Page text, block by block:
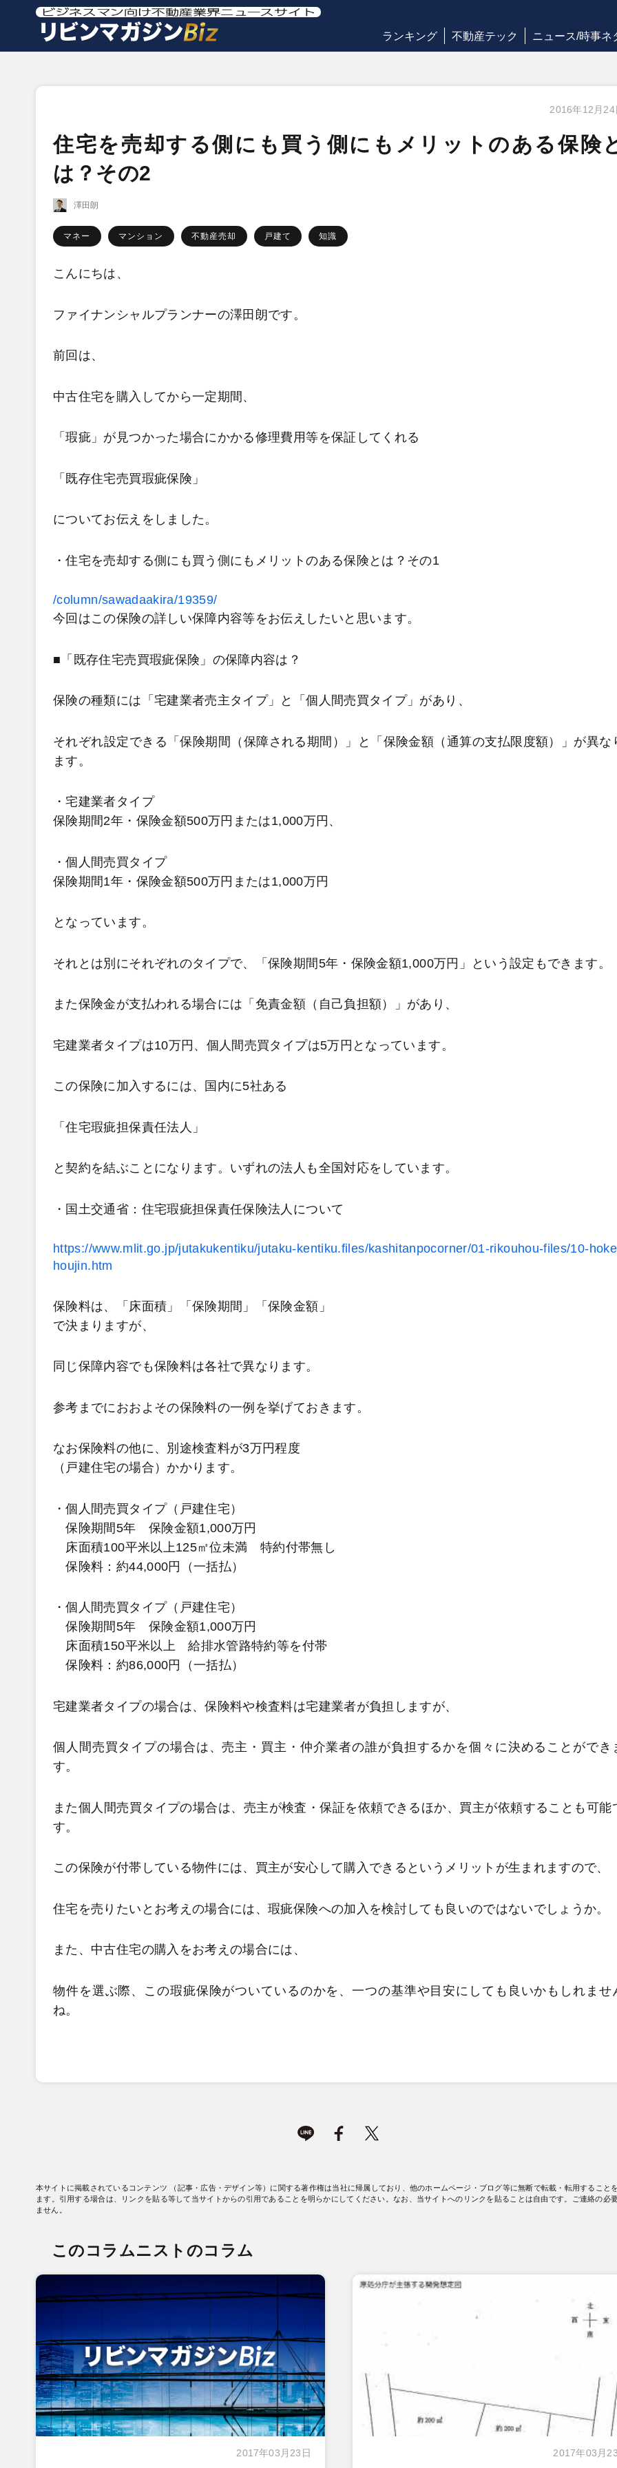
ランキング 不動産テック ニュース/時事ネ
2016年12月24
住宅を売却する側にも買う側にもメリットのある保険
は？その2
澤田朗
マネー マンション 不動産売却 戸建て 知識
こんにちは、
ファイナンシャルプランナーの澤田朗です。
前回は、
中古住宅を購入してから一定期間、
「瑕疵」が見つかった場合にかかる修理費用等を保証してくれる
「既存住宅売買瑕疵保険」
についてお伝えをしました。
・住宅を売却する側にも買う側にもメリットのある保険とは？その1
/column/sawadaakira/19359/
今回はこの保険の詳しい保障内容等をお伝えしたいと思います。
■「既存住宅売買瑕疵保険」の保障内容は？
保険の種類には「宅建業者売主タイプ」と「個人間売買タイプ」があり、
それぞれ設定できる「保険期間（保障される期間）」と「保険金額（通算の支払限度額）」が異な
ます。
・宅建業者タイプ
保険期間2年・保険金額500万円または1,000万円、
・個人間売買タイプ
保険期間1年・保険金額500万円または1,000万円
となっています。
それとは別にそれぞれのタイプで、「保険期間5年・保険金額1,000万円」という設定もできます。
また保険金が支払われる場合には「免責金額（自己負担額）」があり、
宅建業者タイプは10万円、個人間売買タイプは5万円となっています。
この保険に加入するには、国内に5社ある
「住宅瑕疵担保責任法人」
と契約を結ぶことになります。いずれの法人も全国対応をしています。
・国土交通省： 住宅瑕疵担保責任保険法人について
https://www.mlit.go.jp/jutakukentiku/jutaku-kentiku.files/kashitanpocorner/01-rikouhou-files/10-
houjin.htm
保険料は、「床面積」「保険期間」「保険金額」
で決まりますが、
同じ保障内容でも保険料は各社で異なります。
参考までにおおよその保険料の一例を挙げておきます。
なお保険料の他に、別途検査料が3万円程度
（戸建住宅の場合）かかります。
・個人間売買タイプ（戸建住宅）
保険期間5年 保険金額1,000万円
床面積100平米以上125㎡位未満 特約付帯無し
保険料：約44,000円（一括払）
・個人間売買タイプ（戸建住宅）
保険期間5年 保険金額1,000万円
床面積150平米以上 給排水管路特約等を付帯
保険料：約86,000円（一括払）
宅建業者タイプの場合は、保険料や検査料は宅建業者が負担しますが、
個人間売買タイプの場合は、売主・買主・仲介業者の誰が負担するかを個々に決めることができ
す。
また個人間売買タイプの場合は、売主が検査・保証を依頼できるほか、買主が依頼することも可能
す。
この保険が付帯している物件には、買主が安心して購入できるというメリットが生まれますので、
住宅を売りたいとお考えの場合には、瑕疵保険への加入を検討しても良いのではないでしょうか。
また、中古住宅の購入をお考えの場合には、
物件を選ぶ際、この瑕疵保険がついているのかを、一つの基準や目安にしても良いかもしれませ
ね。
本サイトに掲載されているコンテンツ （記事・広告・デザイン等）に関する著作権は当社に帰属しており、他のホームページ・ブログ等に無断で転載・転用すること
ます。引用する場合は、リンクを貼る等して当サイトからの引用であることを明らかにしてください。なお、当サイトへのリンクを貼ることは自由です。ご連絡の必
ません。
このコラムニストのコラム
2017年03月23日 2017年03月